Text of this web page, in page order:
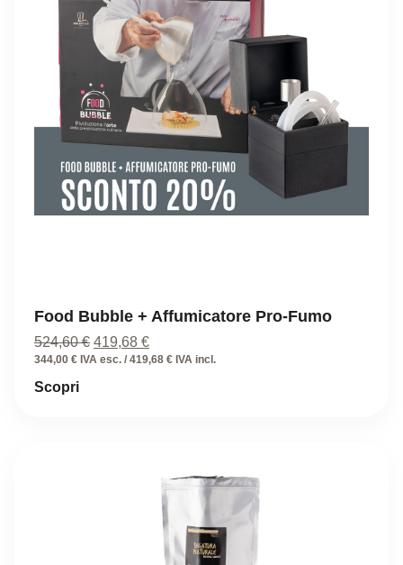
Food Bubble + Affumicatore Pro-Fumo
524,60€ Il
prezzo
419,68 €Il
prezzo
344,00 € IVA esc. / 419,68 € IVA incl.
Scopri